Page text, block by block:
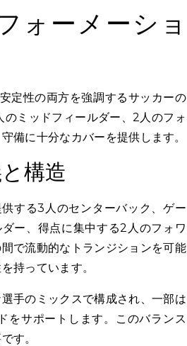
ォーメーショ
定性の両方を強調するサッカーの
ミッドフィールダー、2人のフォ
備に十分なカバーを提供します。
構造
する3人のセンターバック、ゲー
ー、得点に集中する2人のフォワ
で流動的なトランジションを可能
持っています。
手のミックスで構成され、一部は
をサポートします。このバランス
す。